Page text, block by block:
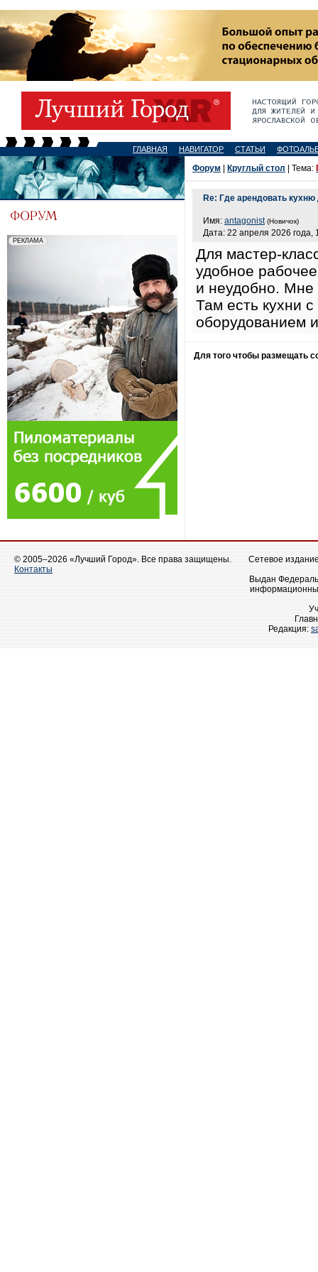
ГЛАВНАЯ НАВИГАТОР СТАТЬИ
Форум Круглый стол | Тема:
Re: Где арендовать
Имя: antagonist (Новичок)
Дата: 22 апреля 2026 года,
Для
удобное
и неудобно.
Там есть кухни
оборудованием
Для того чтобы размещать
© 2005–2026 «Лучший Город». Все права защищены.
Контакты
Сетевое
Выдан
Редакция: